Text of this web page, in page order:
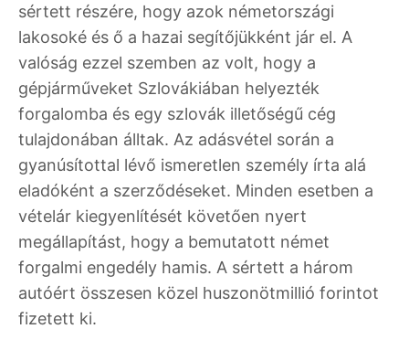
sértett részére, hogy azok németországi
lakosoké és ő a hazai segítőjükként jár el. A
valóság ezzel szemben az volt, hogy a
gépjárműveket Szlovákiában helyezték
forgalomba és egy szlovák illetőségű cég
tulajdonában álltak. Az adásvétel során a
gyanúsítottal lévő ismeretlen személy írta alá
eladóként a szerződéseket. Minden esetben a
vételár kiegyenlítését követően nyert
megállapítást, hogy a bemutatott német
forgalmi engedély hamis. A sértett a három
autóért összesen közel huszonötmillió forintot
fizetett ki.